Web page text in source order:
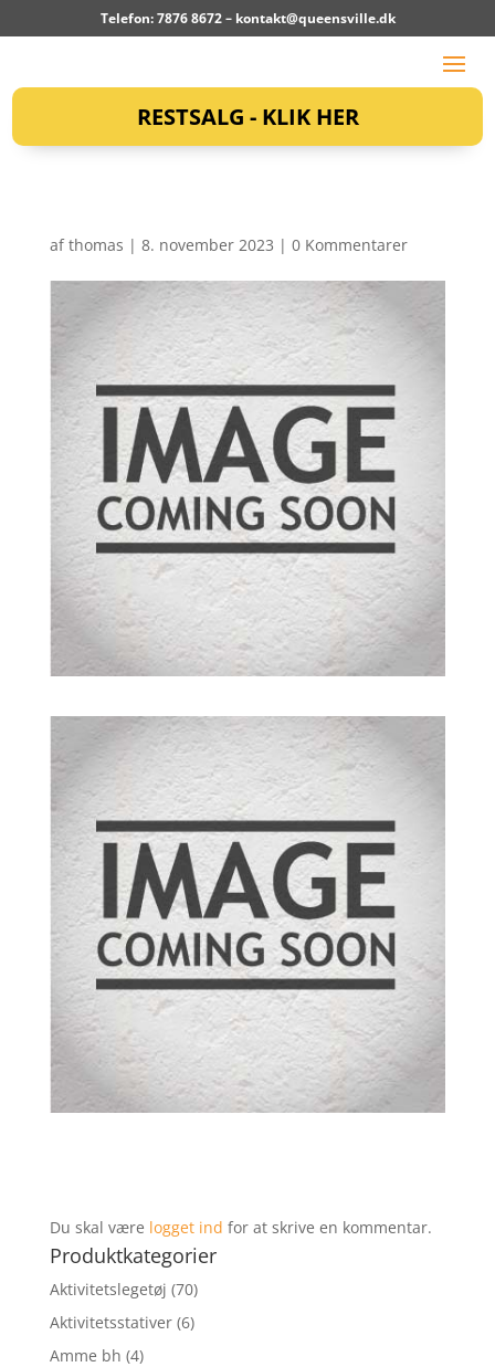
Telefon: 7876 8672 – kontakt@queensville.dk
RESTSALG - KLIK HER
afthomas | 8. november 2023 | 0 Kommentarer
Du skal være logget ind for at skrive en kommentar.
Produktkategorier
Aktivitetslegetøj (70)
Aktivitetsstativer (6)
Amme bh (4)